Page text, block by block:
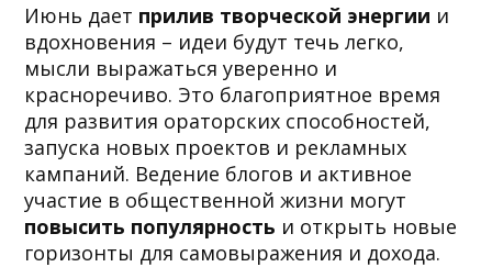
Июнь дает прилив творческой энергии и
вдохновения – идеи будут течь легко,
мысли выражаться уверенно и
красноречиво. Это благоприятное время
для развития ораторских способностей,
запуска новых проектов и рекламных
кампаний. Ведение блогов и активное
участие в общественной жизни могут
повысить популярность и открыть новые
горизонты для самовыражения и дохода.